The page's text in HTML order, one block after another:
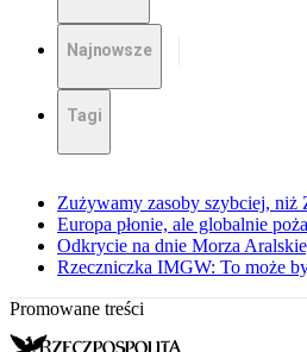
Najnowsze
Tagi
Zużywamy zasoby szybciej, niż
Europa płonie, ale globalnie
Odkrycie na dnie Morza
Rzeczniczka IMGW: To może
Promowane treści